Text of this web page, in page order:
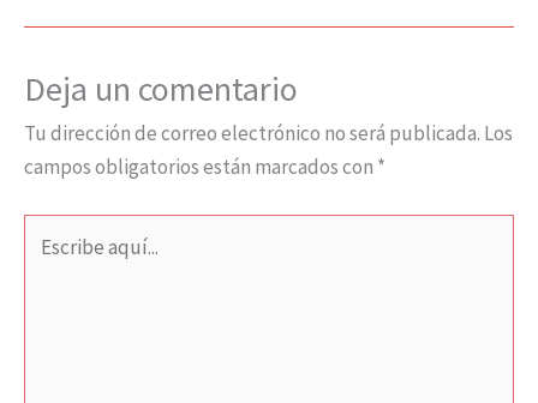
Deja un comentario
Tu dirección de correo electrónico no será publicada. Los
campos obligatorios están marcados con *
aquí...